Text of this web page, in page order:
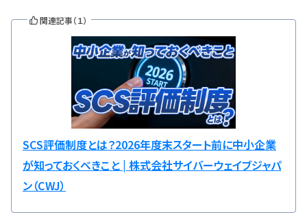
関連記事（１）
SCS評価制度とは？2026年度末スタート前に中小企業
が知っておくべきこと | 株式会社サイバーウェイブジャパ
ン（CWJ）